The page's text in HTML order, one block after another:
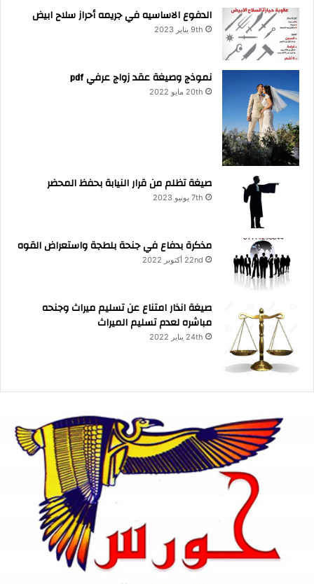
الدفوع الاساسيه في جريمه أحراز سلاح ابيض
9th يناير 2023
نموذج وصيغة عقد زواج عرفي pdf
20th مايو 2022
صيغة تظلم من قرار النيابة بحفظ المحضر
7th يونيو 2023
مذكرة بدفاع في جنحة بلطجة واستعراض القوه
22nd أكتوبر 2022
صيغة انذار امتناع عن تسليم ميراث وجنحه
مباشره لعدم تسليم الميراث
24th يناير 2022